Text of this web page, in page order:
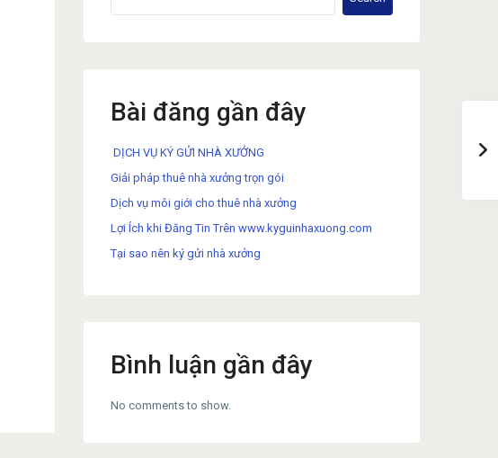
Bài đăng gần đây
DỊCH VỤ KÝ GỬI NHÀ XƯỞNG
Giải pháp thuê nhà xưởng trọn gói
Dịch vụ môi giới cho thuê nhà xưởng
Lợi Ích khi Đăng Tin Trên www.kyguinhaxuong.com
Tại sao nên ký gửi nhà xưởng
Bình luận gần đây
No comments to show.